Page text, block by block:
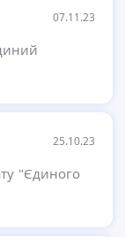
07.11.23
25.10.23
"Єдиного